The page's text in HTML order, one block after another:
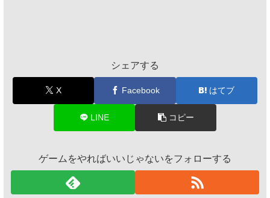
シェアする
X Facebook はてブ
LINE コピー
ゲームをやればいいじゃないをフォローする